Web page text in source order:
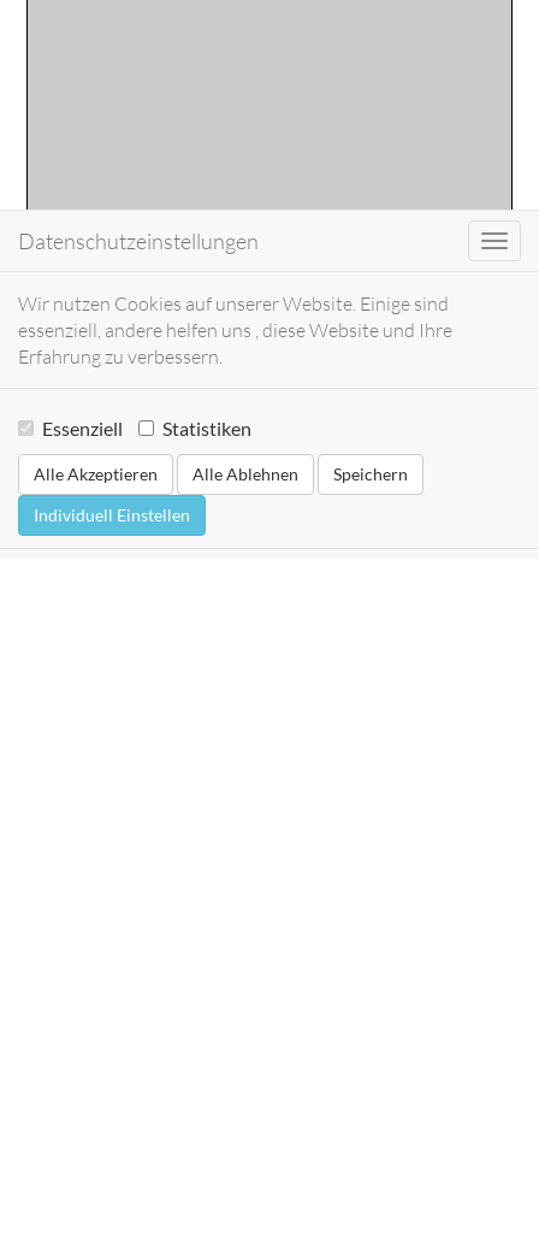
Datenschutzeinstellungen
Wir nutzen Cookies auf unserer Website. Einige sind
essenziell, andere helfen uns , diese Website und Ihre
Erfahrung zu verbessern.
Essenziell Statistiken
Alle Akzeptieren Alle Ablehnen
Speichern
Individuell Einstellen